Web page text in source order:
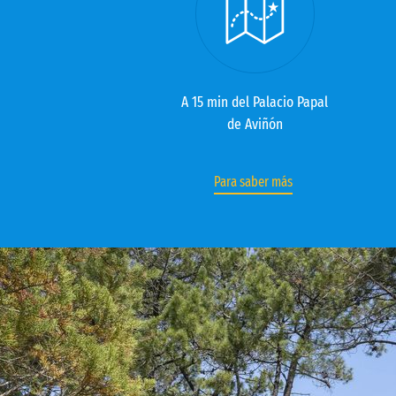
A 15 min del Palacio Papal
de Aviñón
Para saber más